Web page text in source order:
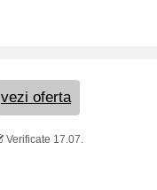
vezi oferta
Verificate 17.07.